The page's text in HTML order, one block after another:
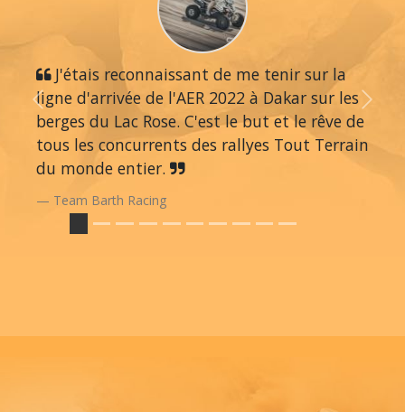
J'étais reconnaissant de me tenir sur la
ligne d'arrivée de l'AER 2022 à Dakar sur les
berges du Lac Rose. C'est le but et le rêve de
tous les concurrents des rallyes Tout Terrain
du monde entier.
Team Barth Racing
Previous Next